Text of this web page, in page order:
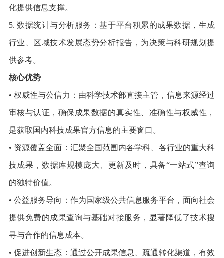
化提供信息支撑。
5. 数据统计与分析服务：基于平台积累的成果数据，生成
行业、区域技术发展态势分析报告，为决策与科研规划提
供参考。
核心优势
• 权威性与公信力：由科学技术部直接主管，信息来源经过
审核与认证，确保成果数据的真实性、准确性与权威性，
是获取国内科技成果官方信息的主要窗口。
• 资源覆盖全面：汇聚全国范围内各学科、各行业的重大科
技成果，数据库规模庞大、更新及时，具备“一站式”查询
的独特价值。
• 公益服务导向：作为国家级公共信息服务平台，面向社会
提供免费的成果查询与基础对接服务，显著降低了技术搜
寻与合作的信息成本。
• 促进创新生态：通过公开成果信息、疏通转化渠道，有效